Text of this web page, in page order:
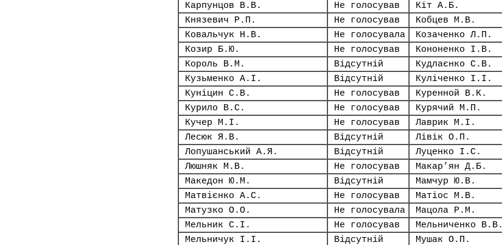
Карпунцов В.В.
Не голосував Кіт А.Б.
Князевич Р.П.
Не голосував Кобцев М.В.
Ковальчук Н.В.
Не голосувала Козаченко Л.П.
Козир Б.Ю.
Не голосував Кононенко І.В.
Король В.М.
Відсутній Кудлаєнко С.В.
Кузьменко А.І.
Відсутній Куліченко І.І.
Куніцин С.В.
Не голосував Куренной В.К.
Курило В.С.
Не голосував Курячий М.П.
Кучер М.І.
Не голосував Лаврик М.І.
Лесюк Я.В.
Відсутній Лівік О.П.
Лопушанський А.Я.
Відсутній Луценко І.С.
Люшняк М.В.
Не голосував Макар’ян Д.Б.
Македон Ю.М.
Відсутній Мамчур Ю.В.
Матвієнко А.С.
Не голосував Матіос М.В.
Матузко О.О.
Не голосувала Мацола Р.М.
Мельник С.І.
Не голосував Мельниченко В.В.
Мельничук І.І.
Відсутній Мушак О.П.